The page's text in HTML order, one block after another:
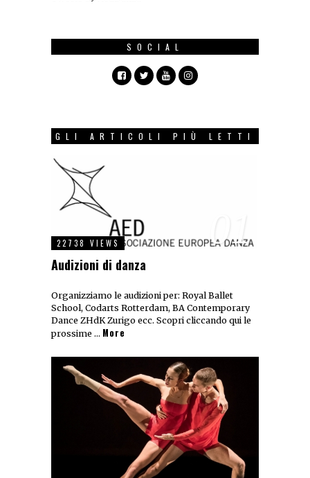
SOCIAL
GLI ARTICOLI PIÙ LETTI
01
22738 VIEWS
Audizioni di danza
Organizziamo le audizioni per: Royal Ballet
School, Codarts Rotterdam, BA Contemporary
Dance ZHdK Zurigo ecc. Scopri cliccando qui le
prossime … More